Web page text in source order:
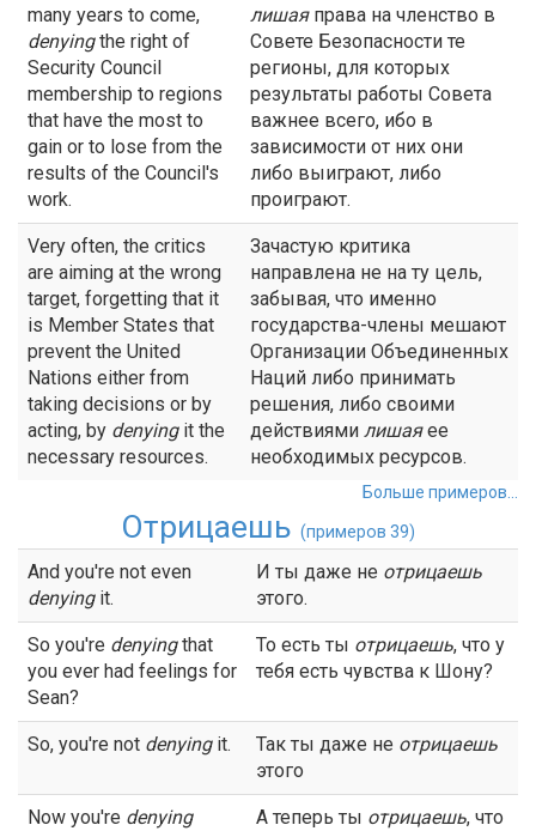
many years to come,
denyingthe right of
Security Council
membership to regions
that have the most to
gain or to lose from the
results of the Council's
work.
лишаяправа на членство в
Совете Безопасности те
регионы, для которых
результаты работы Совета
важнее всего, ибо в
зависимости от них они
либо выиграют, либо
проиграют.
Very often, the critics
are aiming at the wrong
target, forgetting that it
is Member States that
prevent the United
Nations either from
taking decisions or by
acting, by denyingit the
necessary resources.
Зачастую критика
направлена не на ту цель,
забывая, что именно
государства-члены мешают
Организации Объединенных
Наций либо принимать
решения, либо своими
действиями лишаяее
необходимых ресурсов.
Больше примеров...
Отрицаешь (примеров 39)
And you're not even
denyingit.
И ты даже не отрицаешь
этого.
So you're denyingthat
you ever had feelings for
Sean?
То есть ты отрицаешь, что у
тебя есть чувства к Шону?
So, you're not denyingit. Так ты даже не отрицаешь
этого
Now you're denying
А теперь ты отрицаешь, что